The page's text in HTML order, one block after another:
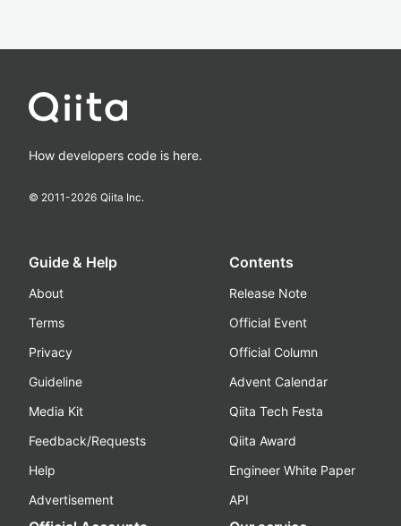
How developers code is here.
© 2011-2026 Qiita Inc.
Guide & Help
About
Terms
Privacy
Guideline
Media Kit
Feedback/Requests
Help
Advertisement
Contents
Release Note
Official Event
Official Column
Advent Calendar
Qiita Tech Festa
Qiita Award
Engineer White Paper
API